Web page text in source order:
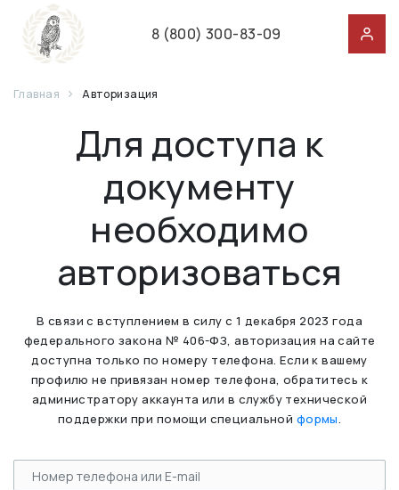
8 (800) 300-83-09
Главная Авторизация
Для доступа к
документу
необходимо
авторизоваться
В связи с вступлением в силу с 1 декабря 2023 года
федерального закона № 406-ФЗ, авторизация на сайте
доступна только по номеру телефона. Если к вашему
профилю не привязан номер телефона, обратитесь к
администратору аккаунта или в службу технической
поддержки при помощи специальной формы.